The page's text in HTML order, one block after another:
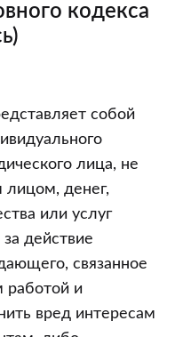
кодекса
собой
лица, не
денег,
или услуг
действие
связанное
работой и
вред интересам